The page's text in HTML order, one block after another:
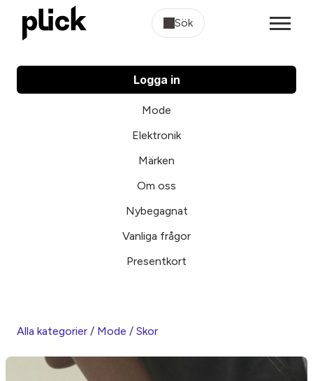
Sök
Logga in
Mode
Elektronik
Märken
Om oss
Nybegagnat
Vanliga frågor
Presentkort
Alla kategorier / Mode / Skor